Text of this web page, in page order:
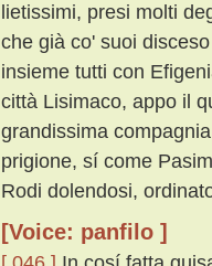
lietissimi, presi molti
che già co' suoi
insieme tutti con
città Lisimaco, appo il
grandissima
prigione, sí come
Rodi dolendosi,
[Voice: panfilo ]